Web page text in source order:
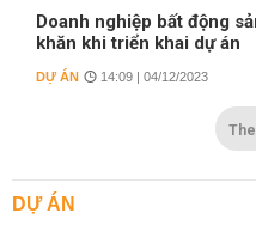
Doanh nghiệp bất động
khăn khi triển khai dự án
DỰ ÁN 14:09 | 04/12/2023
DỰ ÁN